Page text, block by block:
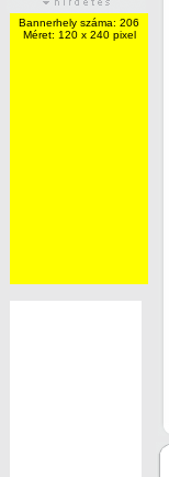
Bannerhely száma: 206
Méret: 120 x 240 pixel